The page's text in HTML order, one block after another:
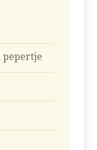
pepertje